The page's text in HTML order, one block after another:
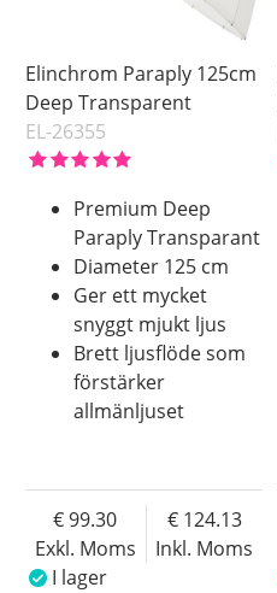
Elinchrom Paraply 125cm
Deep Transparent
EL-26355
Premium Deep
Paraply Transparant
Diameter 125 cm
Ger ett mycket
snyggt mjukt ljus
Brett ljusflöde som
förstärker
allmänljuset
Exkl. Moms
99.30
Inkl. Moms
124.13
I lager